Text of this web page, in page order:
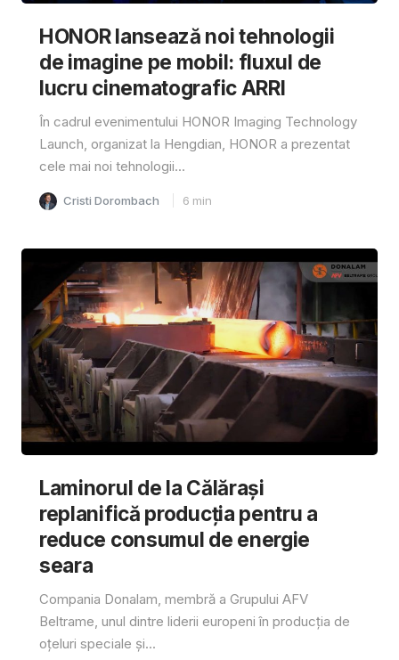
HONOR lansează noi tehnologii
de imagine pe mobil: fluxul de
lucru cinematografic ARRI
În cadrul evenimentului HONOR Imaging Technology
Launch, organizat la Hengdian, HONOR a prezentat
cele mai noi tehnologii...
Cristi Dorombach 6 min
Laminorul de la Călărași
replanifică producția pentru a
reduce consumul de energie
seara
Compania Donalam, membră a Grupului AFV
Beltrame, unul dintre liderii europeni în producția de
oțeluri speciale și...